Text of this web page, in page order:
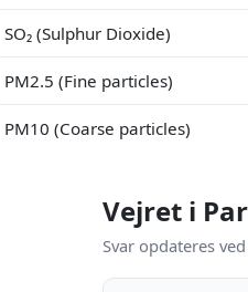
SO₂ (Sulphur Dioxide)
PM2.5 (Fine particles)
PM10 (Coarse particles)
Vejret i
Svar opdateres